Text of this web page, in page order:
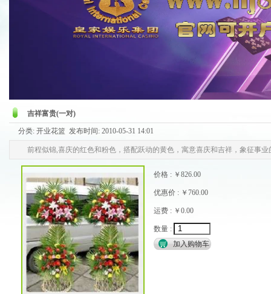
吉祥富贵(一对)
分类: 开业花篮 发布时间: 2010-05-31 14:01
前程似锦,喜庆的红色和粉色，搭配跃动的黄色，寓意喜庆和吉祥，象征事
价格 : ￥826.00
优惠价 : ￥760.00
运费 : ￥0.00
数量 :